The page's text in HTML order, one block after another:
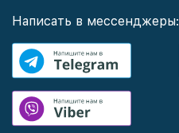
Написать в мессенджеры: